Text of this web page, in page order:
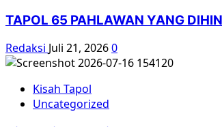
TAPOL 65 PAHLAWAN YANG
Redaksi Juli 21, 20260
Kisah Tapol
Uncategorized